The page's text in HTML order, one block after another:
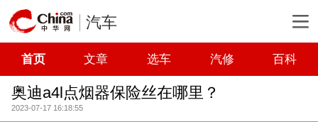
汽车
首页 文章 选车 汽修 百科
奥迪a4l点烟器保险丝在哪里？
2023-07-17 16:18:55